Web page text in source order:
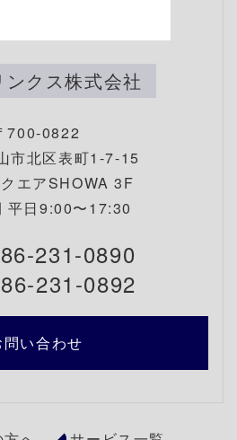
ンクス株式会社
700-0822
市北区表町1-7-15
エアSHOWA 3F
平日9:00〜17:30
231-0890
231-0892
問い合わせ